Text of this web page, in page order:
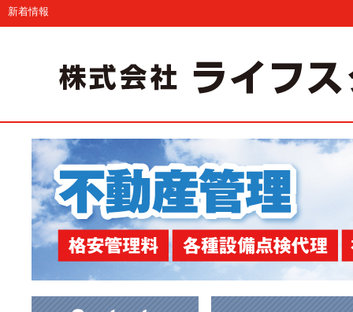
新着情報